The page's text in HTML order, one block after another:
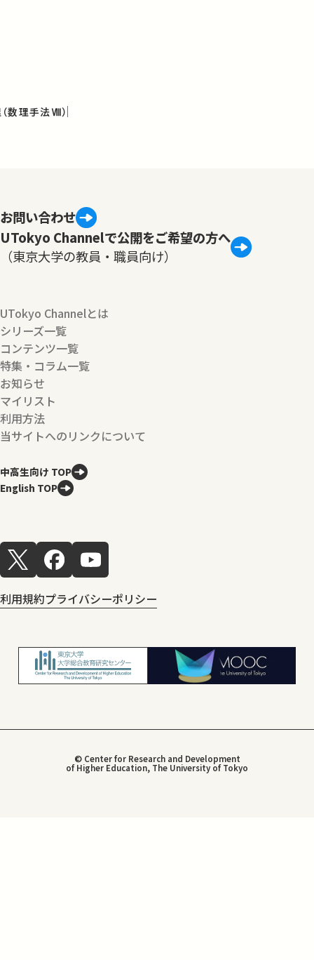
数理手法Ⅷ）
お問い合わせ
UTokyo Channelで公開をご希望の方へ
（東京大学の教員・職員向け）
UTokyo Channelとは
シリーズ一覧
コンテンツ一覧
特集・コラム一覧
お知らせ
マイリスト
利用方法
当サイトへのリンクについて
中高生向け TOP
English TOP
利用規約プライバシーポリシー
© Center for Research and Development
of Higher Education, The University of Tokyo